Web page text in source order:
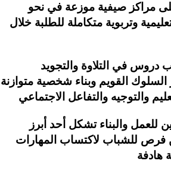
مراكز صيفية موزعة في نحو
وتربوية متكاملة للطلبة خلال
دروس في التلاوة والتجويد
القويم وبناء شخصية متوازنة
والبناء تشكل أحد أبرز
من فرص للشباب لاكتساب المهارات